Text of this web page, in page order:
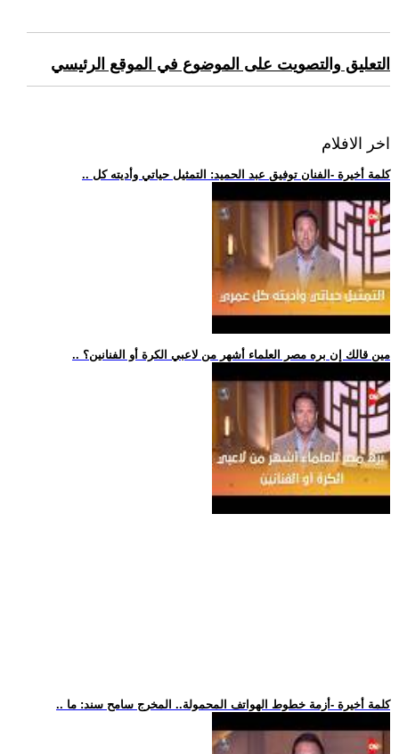
التعليق والتصويت على الموضوع في الموقع الرئيسي
اخر الافلام
.. كلمة أخيرة -الفنان توفيق عبد الحميد: التمثيل حياتي وأديته كل
.. مين قالك إن بره مصر العلماء أشهر من لاعبي الكرة أو الفنانين؟
.. كلمة أخيرة -أزمة خطوط الهواتف المحمولة.. المخرج سامح سند: ما